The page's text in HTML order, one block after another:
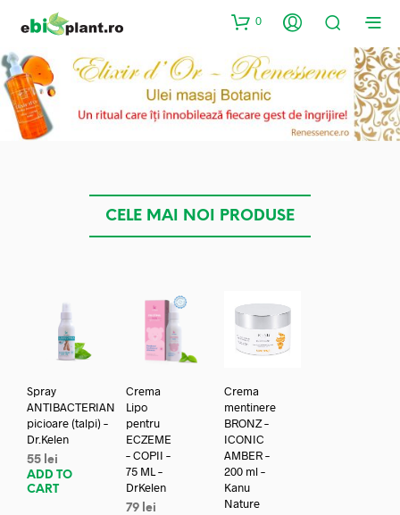
0
CELE MAI NOI PRODUSE
Spray
ANTIBACTERIAN
picioare (talpi) –
Dr.Kelen
55 lei
ADD TO
CART
Crema
Lipo
pentru
ECZEME
– COPII –
75 ML –
DrKelen
79 lei
Crema
mentinere
BRONZ –
ICONIC
AMBER –
200 ml –
Kanu
Nature